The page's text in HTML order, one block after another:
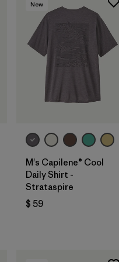
New
M's Capilene® Cool
Daily Shirt -
Strataspire
$ 59